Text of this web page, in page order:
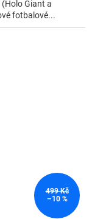
Giant a
fotbalové...
499 Kč
–10 %